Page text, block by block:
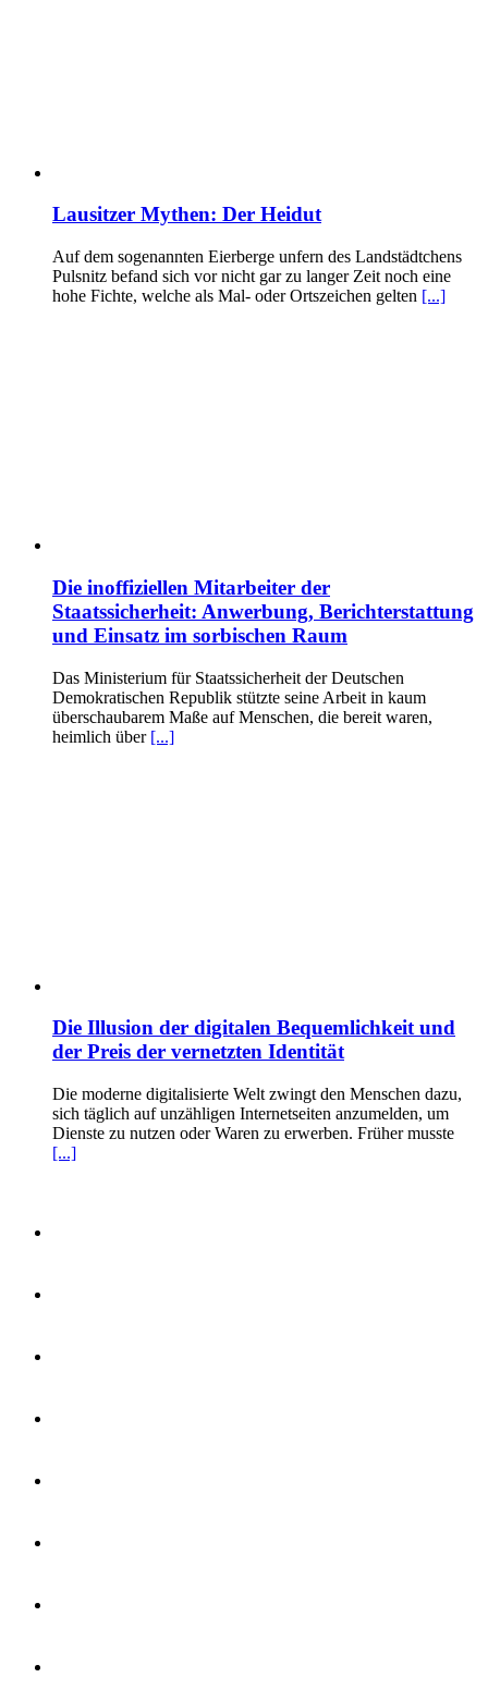
Lausitzer Mythen: Der Heidut
Auf dem sogenannten Eierberge unfern des Landstädtchens
Pulsnitz befand sich vor nicht gar zu langer Zeit noch eine
hohe Fichte, welche als Mal- oder Ortszeichen gelten [...]
Die inoffiziellen Mitarbeiter der
Staatssicherheit: Anwerbung, Berichterstattung
und Einsatz im sorbischen Raum
Das Ministerium für Staatssicherheit der Deutschen
Demokratischen Republik stützte seine Arbeit in kaum
überschaubarem Maße auf Menschen, die bereit waren,
heimlich über [...]
Die Illusion der digitalen Bequemlichkeit und
der Preis der vernetzten Identität
Die moderne digitalisierte Welt zwingt den Menschen dazu,
sich täglich auf unzähligen Internetseiten anzumelden, um
Dienste zu nutzen oder Waren zu erwerben. Früher musste
[...]